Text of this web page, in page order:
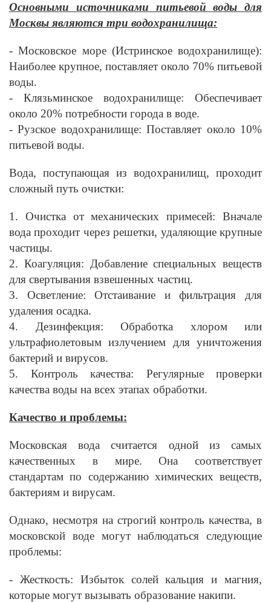
Основными источниками питьевой воды для
Москвы являются три водохранилища:
- Московское море (Истринское водохранилище):
Наиболее крупное, поставляет около 70% питьевой
воды.
- Клязьминское водохранилище: Обеспечивает
около 20% потребности города в воде.
- Рузское водохранилище: Поставляет около 10%
питьевой воды.
Вода, поступающая из водохранилищ, проходит
сложный путь очистки:
1. Очистка от механических примесей: Вначале
вода проходит через решетки, удаляющие крупные
частицы.
2. Коагуляция: Добавление специальных веществ
для свертывания взвешенных частиц.
3. Осветление: Отстаивание и фильтрация для
удаления осадка.
4. Дезинфекция: Обработка хлором или
ультрафиолетовым излучением для уничтожения
бактерий и вирусов.
5. Контроль качества: Регулярные проверки
качества воды на всех этапах обработки.
Качество и проблемы:
Московская вода считается одной из самых
качественных в мире. Она соответствует
стандартам по содержанию химических веществ,
бактериям и вирусам.
Однако, несмотря на строгий контроль качества, в
московской воде могут наблюдаться следующие
проблемы:
- Жесткость: Избыток солей кальция и магния,
которые могут вызывать образование накипи.